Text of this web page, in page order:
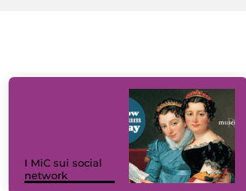
I MiC sui social
network